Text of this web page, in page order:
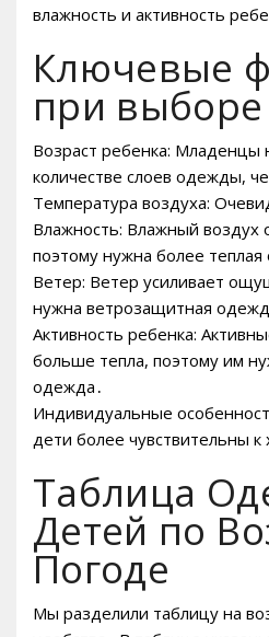
влажность и активность
Ключевые
при
Возраст ребенка:
количестве слоев одежды,
Температура воздуха:
Влажность: Влажный воздух
поэтому нужна более теплая
Ветер: Ветер усиливает
нужна ветрозащитная
Активность ребенка:
больше тепла, поэтому им
одежда․
Индивидуальные
дети более чувствительны к
Таблица
Детей по
Погоде
Мы разделили таблицу на